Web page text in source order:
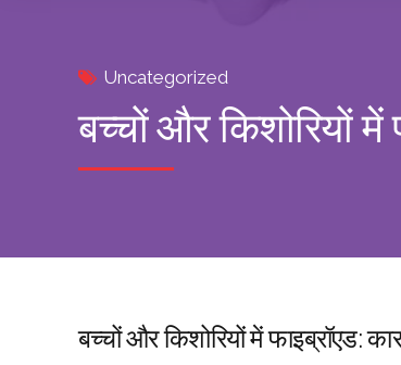
Uncategorized
बच्चों और किशोरियों
बच्चों और किशोरियों में फाइब्रॉएड: